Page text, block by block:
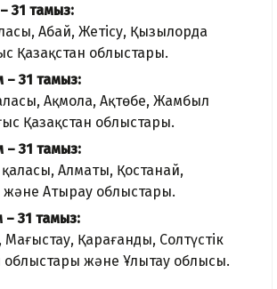
31 тамыз:
Абай, Жетісу, Қызылорда
Қазақстан облыстары.
– 31 тамыз:
Ақмола, Ақтөбе, Жамбыл
Қазақстан облыстары.
– 31 тамыз:
Алматы, Қостанай,
және Атырау облыстары.
31 тамыз:
Маңғыстау, Қарағанды, Солтүстік
облыстары және Ұлытау облысы.